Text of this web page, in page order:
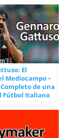
El
Mediocampo –
de una
Fútbol Italiano